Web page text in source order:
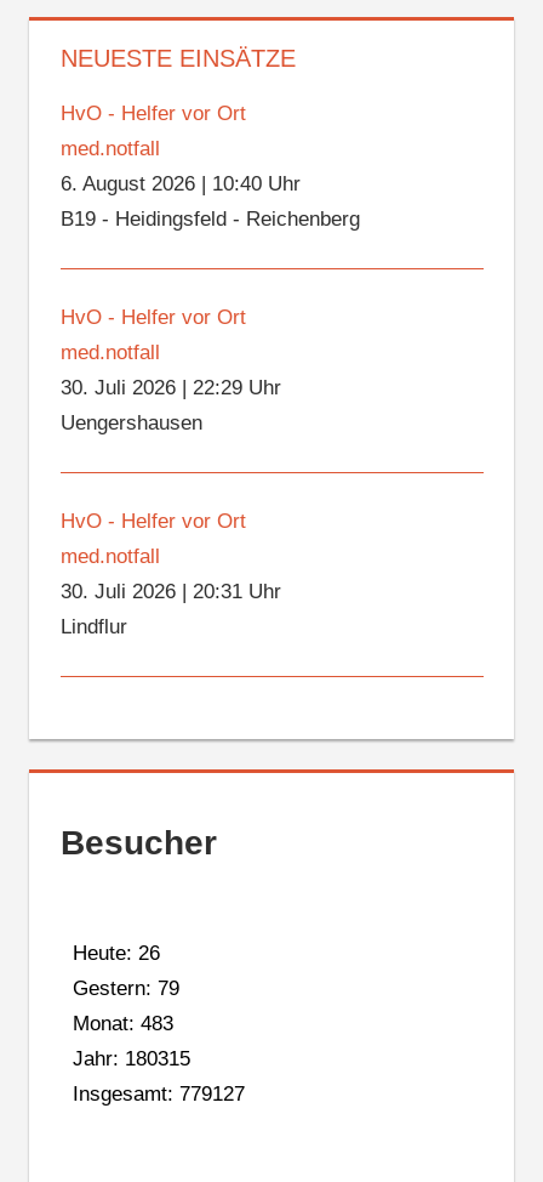
NEUESTE EINSÄTZE
HvO - Helfer vor Ort
med.notfall
6. August 2026| 10:40 Uhr
B19 - Heidingsfeld - Reichenberg
HvO - Helfer vor Ort
med.notfall
30. Juli 2026| 22:29 Uhr
Uengershausen
HvO - Helfer vor Ort
med.notfall
30. Juli 2026| 20:31 Uhr
Lindflur
Besucher
Heute: 26
Gestern: 79
Monat: 483
Jahr: 180315
Insgesamt: 779127